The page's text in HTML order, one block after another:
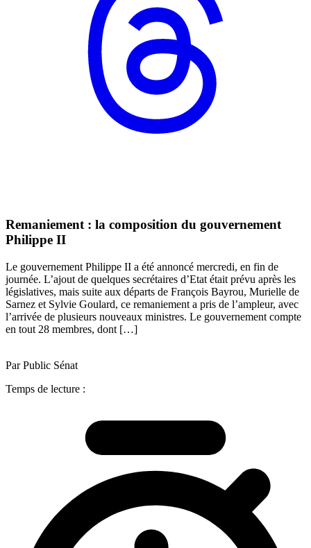
Remaniement : la composition du gouvernement
Philippe II
Le gouvernement Philippe II a été annoncé mercredi, en fin de
journée. L’ajout de quelques secrétaires d’Etat était prévu après les
législatives, mais suite aux départs de François Bayrou, Murielle de
Sarnez et Sylvie Goulard, ce remaniement a pris de l’ampleur, avec
l’arrivée de plusieurs nouveaux ministres. Le gouvernement compte
en tout 28 membres, dont […]
Par Public Sénat
Temps de lecture :